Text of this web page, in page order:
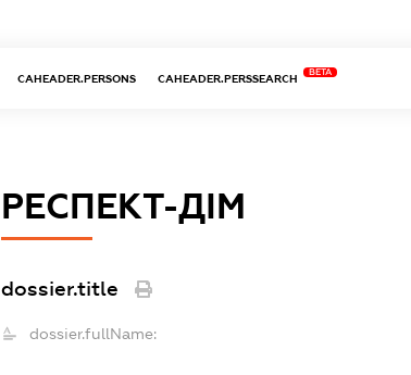
CAHEADER.PERSONS CAHEADER.PERSSEARCH
BETA
РЕСПЕКТ-ДІМ
dossier.title
dossier.fullName: